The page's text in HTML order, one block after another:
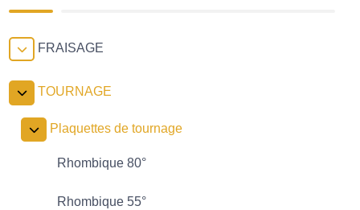
FRAISAGE
TOURNAGE
Plaquettes de tournage
Rhombique 80°
Rhombique 55°